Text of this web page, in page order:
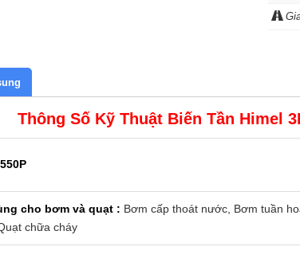
Thông Số Kỹ Thuật Biến Tần Himel
cho bơm và quạt : Bơm cấp thoát nước, Bơm tuần
chữa cháy